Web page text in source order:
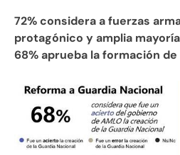
72% considera a fuerzas
protagónico y amplia
68% aprueba la formación